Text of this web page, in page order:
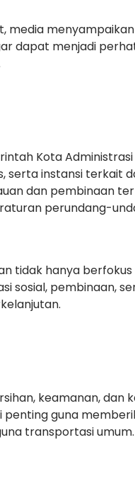
media
dapat menjadi
Kota Administrasi
serta instansi terkait
dan pembinaan
perundang-
tidak hanya
sosial, pembinaan,
keamanan,
guna
transportasi umum.